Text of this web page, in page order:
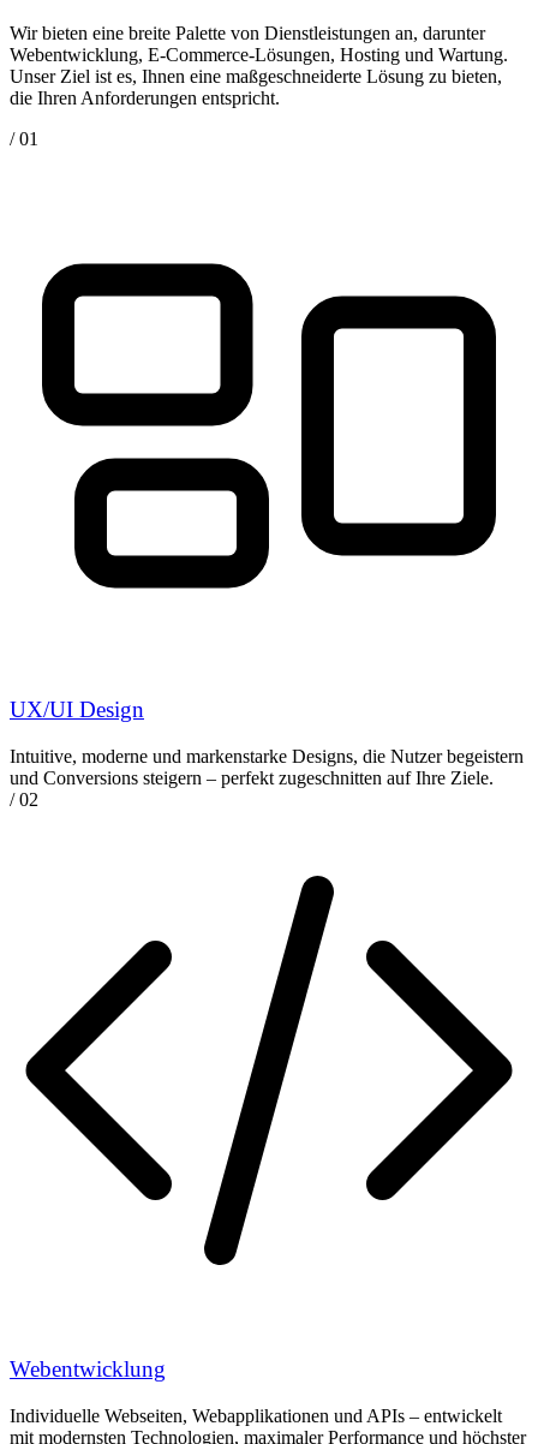
Wir bieten eine breite Palette von Dienstleistungen an, darunter
Webentwicklung, E-Commerce-Lösungen, Hosting und Wartung.
Unser Ziel ist es, Ihnen eine maßgeschneiderte Lösung zu bieten,
die Ihren Anforderungen entspricht.
/ 01
UX/UI Design
Intuitive, moderne und markenstarke Designs, die Nutzer begeistern
und Conversions steigern – perfekt zugeschnitten auf Ihre Ziele.
/ 02
Webentwicklung
Individuelle Webseiten, Webapplikationen und APIs – entwickelt
mit modernsten Technologien, maximaler Performance und höchster